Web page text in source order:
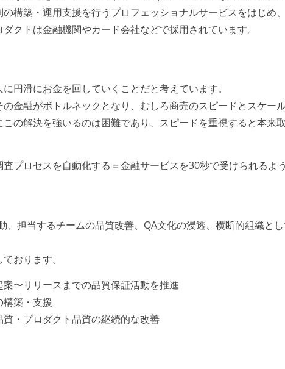
構築・運用支援を行うプロフェッショナルサービスをはじめ
クトは金融機関やカード会社などで採用されています。
円滑にお金を回していくことだと考えています。
金融がボトルネックとなり、むしろ商売のスピードとスケー
の解決を強いるのは困難であり、スピードを重視すると本来
プロセスを自動化する＝金融サービスを30秒で受けられるよ
、担当するチームの品質改善、QA文化の浸透、横断的組織と
おります。
〜リリースまでの品質保証活動を推進
構築・支援
・プロダクト品質の継続的な改善